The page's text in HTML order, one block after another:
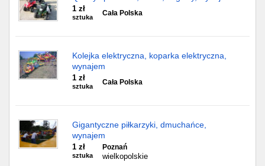
1 zł
sztuka
Cała Polska
Kolejka elektryczna, koparka elektryczna,
wynajem
1 zł
sztuka
Cała Polska
Gigantyczne piłkarzyki, dmuchańce,
wynajem
1 zł
sztuka
Poznań
wielkopolskie